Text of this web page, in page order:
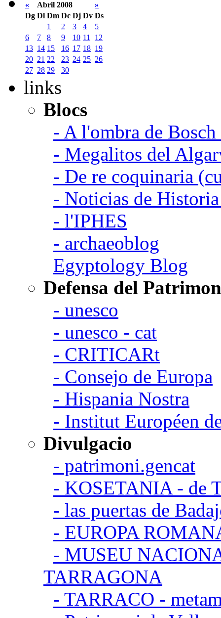
« Abril 2008
»
Dg Dl Dm Dc Dj Dv Ds
1
2 3 4
5
6
7 8 9 10 11
12
13 14 15 16 17 18 19
20 21 22 23 24 25 26
27 28 29 30
links
Blocs
- A l'ombra de
- Megalitos del
- De re coquinaria
- Noticias de
- l'IPHES
- archaeoblog
Egyptology Blog
Defensa del
- unesco
- unesco - cat
- CRITICARt
- Consejo de Europa
- Hispania Nostra
- Institut Européen
Divulgacio
- patrimoni.gencat
- KOSETANIA - de
- las puertas de
- EUROPA
- MUSEU
TARRAGONA
- TARRACO -